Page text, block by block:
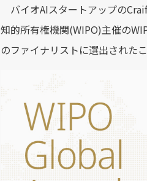
バイオAIスタートアップの
知的所有権機関(WIPO)主催の
のファイナリストに選出された